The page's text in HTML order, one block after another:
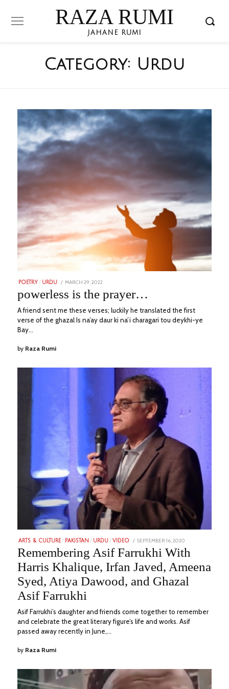
RAZA RUMI
JAHANE RUMI
Category: Urdu
POETRY / URDU
POSTED
MARCH 29, 2022
2023
powerless is the prayer…
A friend sent me these verses; luckily he translated the first
verse of the ghazal Is na’ay daur ki na’i charagari tou deykhi-ye
Bay…
by Raza Rumi
ARTS & CULTURE / PAKISTAN / URDU / VIDEO
POSTED
SEPTEMBER 16, 2020
24,
2023
Remembering Asif Farrukhi With
Harris Khalique, Irfan Javed, Ameena
Syed, Atiya Dawood, and Ghazal
Asif Farrukhi
Asif Farrukhi’s daughter and friends come together to remember
and celebrate the great literary figure’s life and works. Asif
passed away recently in June,…
by Raza Rumi